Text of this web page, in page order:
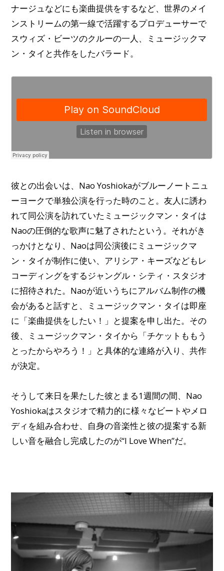
ナージュなどにも楽曲提供をするなど、世界のメイ
ンストリームの第一線で活躍するプロデューサーで
スウィズ・ビーツのクルーの一人、ミュージックマ
ン・タイと共作をしたバラード。
彼との出会いは、Nao Yoshiokaがブルーノートニュ
ーヨークで単独公演を行った時のこと。友人に誘わ
れて同公演を訪れていたミュージックマン・タイは
Naoの圧倒的な歌声に魅了されたという。それがき
っかけとなり、Naoは同公演後にミュージックマ
ン・タイが制作に使い、アリシア・キーズなどもレ
コーディングをするジャングル・シティ・スタジオ
に招待された。Naoが近いうちにアルバム制作の機
会があると話すと、ミュージックマン・タイは即座
に「楽曲提供をしたい！」と提案を申し出た。その
後、ミュージックマン・タイから「チケットももう
とったからやろう！」と具体的な連絡が入り、共作
が決定。
そうして来日を果たした彼とまる1週間の間、Nao
Yoshiokaはスタジオで精力的に様々なビートやメロ
ディを組み合わせ、自身の音楽性と彼の提案する新
しい音を融合し完成したのが“I Love When”だ。